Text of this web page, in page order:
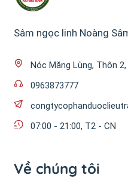
Sâm ngọc linh Noàng
Nóc Măng Lùng, Thôn
0963873777
07:00 - 21:00, T2 - CN
Về chúng tôi